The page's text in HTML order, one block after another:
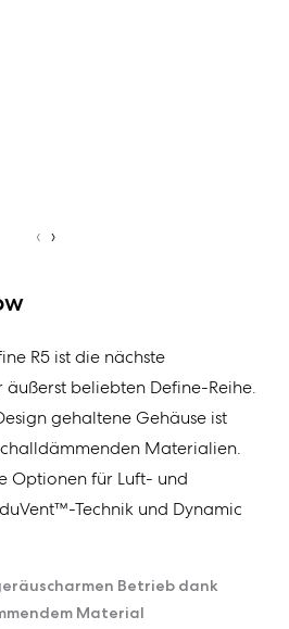
‹ ›
R5 ist die nächste
beliebten Define-Reihe.
gehaltene Gehäuse ist
Materialien.
Optionen für Luft- und
Technik und Dynamic
Betrieb dank
Material